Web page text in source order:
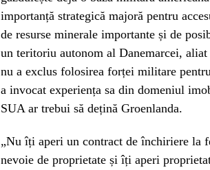
importanță strategică majoră pentru
de resurse minerale importante și de
un teritoriu autonom al Danemarcei,
nu a exclus folosirea forței militare
a invocat experiența sa din domeniul
SUA ar trebui să dețină Groenlanda.
„Nu îți aperi un contract de închiriere la
nevoie de proprietate și îți aperi